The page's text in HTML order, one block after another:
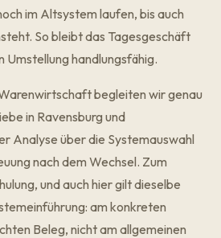
im Altsystem laufen, bis auch
So bleibt das Tagesgeschäft
Umstellung handlungsfähig.
begleiten wir genau
in Ravensburg und
Analyse über die Systemauswahl
nach dem Wechsel. Zum
und auch hier gilt dieselbe
am konkreten
Beleg, nicht am allgemeinen